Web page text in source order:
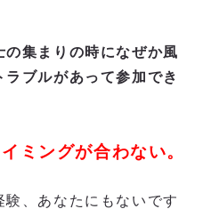
集まりの時になぜか風
ブルがあって参加でき
ミングが合わない。
験、あなたにもないです